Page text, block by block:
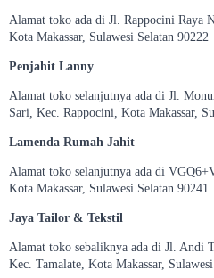
Alamat toko ada di Jl. Rappocini Raya
Kota Makassar, Sulawesi Selatan 90222
Penjahit Lanny
Alamat toko selanjutnya ada di Jl.
Sari, Kec. Rappocini, Kota Makassar,
Lamenda Rumah Jahit
Alamat toko selanjutnya ada di
Kota Makassar, Sulawesi Selatan 90241
Jaya Tailor & Tekstil
Alamat toko sebaliknya ada di Jl. Andi
Kec. Tamalate, Kota Makassar,